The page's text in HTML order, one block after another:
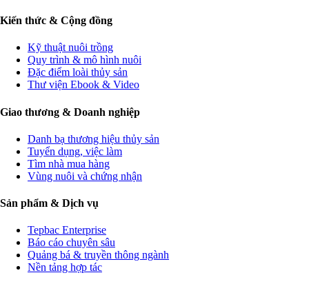
Kiến thức & Cộng đồng
Kỹ thuật nuôi trồng
Quy trình & mô hình nuôi
Đặc điểm loài thủy sản
Thư viện Ebook & Video
Giao thương & Doanh nghiệp
Danh bạ thương hiệu thủy sản
Tuyển dụng, việc làm
Tìm nhà mua hàng
Vùng nuôi và chứng nhận
Sản phẩm & Dịch vụ
Tepbac Enterprise
Báo cáo chuyên sâu
Quảng bá & truyền thông ngành
Nền tảng hợp tác